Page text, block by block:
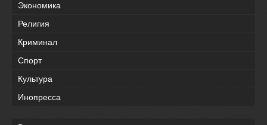
Экономика
Религия
Криминал
Спорт
Культура
Инопресса